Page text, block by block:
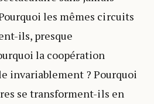
les mêmes circuits
ils, presque
la coopération
invariablement ? Pourquoi
se transforment-ils en